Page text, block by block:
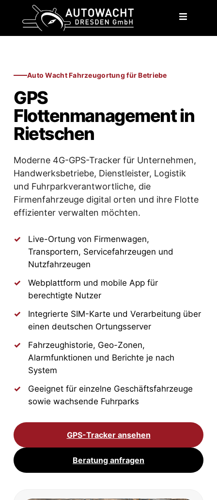
Auto Wacht Fahrzeugortung für Betriebe
GPS
Flottenmanagement in
Rietschen
Moderne 4G-GPS-Tracker für Unternehmen,
Handwerksbetriebe, Dienstleister, Logistik
und Fuhrparkverantwortliche, die
Firmenfahrzeuge digital orten und ihre Flotte
effizienter verwalten möchten.
Live-Ortung von Firmenwagen,
Transportern, Servicefahrzeugen und
Nutzfahrzeugen
Webplattform und mobile App für
berechtigte Nutzer
Integrierte SIM-Karte und Verarbeitung über
einen deutschen Ortungsserver
Fahrzeughistorie, Geo-Zonen,
Alarmfunktionen und Berichte je nach
System
Geeignet für einzelne Geschäftsfahrzeuge
sowie wachsende Fuhrparks
GPS-Tracker ansehen
Beratung anfragen